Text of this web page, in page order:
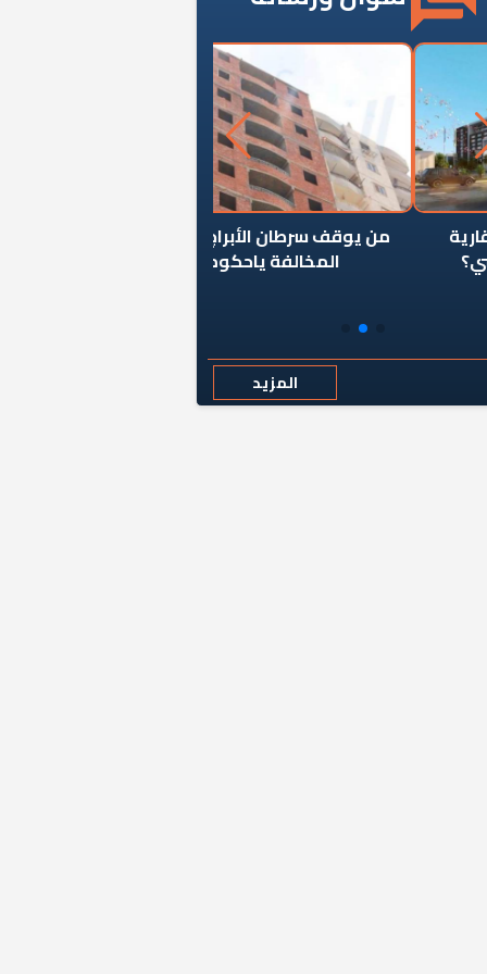
يوقف سرطان الأبراج السكنية
المخالفة ياحكومة؟
المزيد